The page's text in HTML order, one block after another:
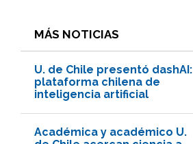
MÁS NOTICIAS
U. de Chile presentó dashAI:
plataforma chilena de
inteligencia artificial
Académica y académico U.